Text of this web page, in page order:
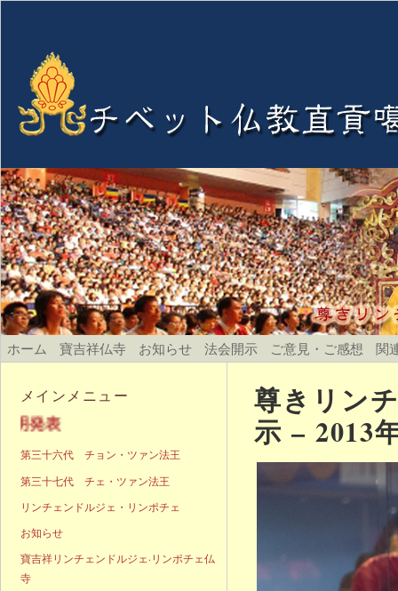
ホーム 寶吉祥仏寺 お知らせ 法会開示 ご意見・ご感想 関
尊きリン
示 – 2013
メインメニュー
第三十六代 チョン・ツァン法王
第三十七代 チェ・ツァン法王
リンチェンドルジェ・リンポチェ
お知らせ
寶吉祥リンチェンドルジェ·リンポチェ仏
寺